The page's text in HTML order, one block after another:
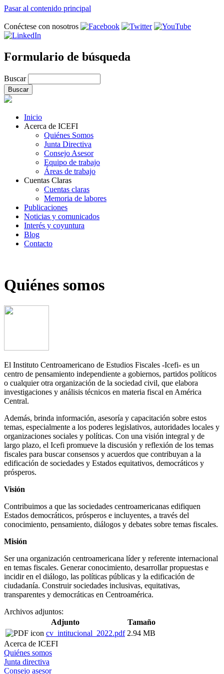
Pasar al contenido principal
Conéctese con nosotros
Formulario de búsqueda
Buscar
Inicio
Acerca de ICEFI
Quiénes Somos
Junta Directiva
Consejo Asesor
Equipo de trabajo
Áreas de trabajo
Cuentas Claras
Cuentas claras
Memoria de labores
Publicaciones
Noticias y comunicados
Interés y coyuntura
Blog
Contacto
Quiénes somos
El Instituto Centroamericano de Estudios Fiscales -Icefi- es un
centro de pensamiento independiente a gobiernos, partidos políticos
o cualquier otra organización de la sociedad civil, que elabora
investigaciones y análisis técnicos en materia fiscal en América
Central.
Además, brinda información, asesoría y capacitación sobre estos
temas, especialmente a los poderes legislativos, autoridades locales y
organizaciones sociales y políticas. Con una visión integral y de
largo plazo, el Icefi promueve la discusión y reflexión de los temas
fiscales para buscar consensos y acuerdos que contribuyan a la
edificación de sociedades y Estados equitativos, democráticos y
prósperos.
Visión
Contribuimos a que las sociedades centroamericanas edifiquen
Estados democráticos, prósperos e incluyentes, a través del
conocimiento, pensamiento, diálogos y debates sobre temas fiscales.
Misión
Ser una organización centroamericana líder y referente internacional
en temas fiscales. Generar conocimiento, desarrollar propuestas e
incidir en el diálogo, las políticas públicas y la edificación de
ciudadanía. Construir sociedades inclusivas, equitativas,
transparentes y democráticas en Centroamérica.
Archivos adjuntos:
Adjunto
Tamaño
cv_intitucional_2022.pdf 2.94 MB
Acerca de ICEFI
Quiénes somos
Junta directiva
Consejo asesor